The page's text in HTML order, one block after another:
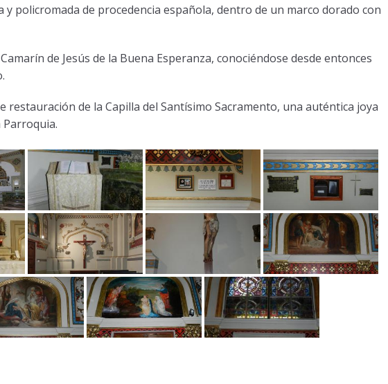
y policromada de procedencia española, dentro de un marco dorado con
de Jesús de la Buena Esperanza, conociéndose desde entonces
restauración de la Capilla del Santísimo Sacramento, una auténtica joya